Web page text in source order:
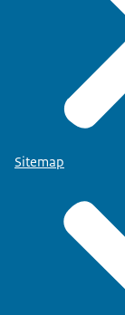
Sitemap